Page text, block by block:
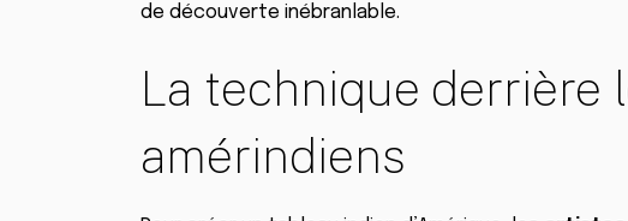
de découverte inébranlable.
La technique derrière
amérindiens